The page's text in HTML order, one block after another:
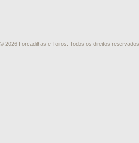
© 2026 Forcadilhas e Toiros. Todos os direitos reservados.